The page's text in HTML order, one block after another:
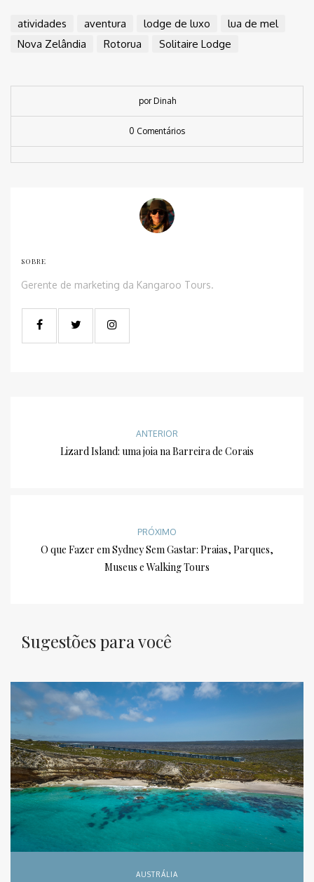
atividades aventura lodge de luxo
lua de mel
Nova Zelândia
Rotorua Solitaire Lodge
por Dinah
0 Comentários
SOBRE
Gerente de marketing da Kangaroo Tours.
ANTERIOR
Lizard Island: uma joia na Barreira de Corais
PRÓXIMO
O que Fazer em Sydney Sem Gastar: Praias, Parques,
Museus e Walking Tours
Sugestões para você
AUSTRÁLIA